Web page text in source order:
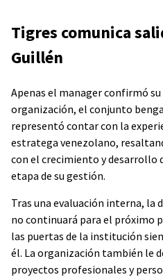
Tigres comunica
Guillén
Apenas el manager confirmó
organización, el conjunto
representó contar con la
estratega venezolano,
con el crecimiento y desarrollo
etapa de su gestión.
Tras una evaluación interna, la
no continuará para el próximo
las puertas de la institución
él. La organización también le
proyectos profesionales y